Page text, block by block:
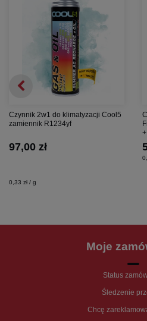
Czynnik 2w1 do klimatyzacji Cool5
zamiennik R1234yf
97,00 zł
0,33 zł / g
Moje
Status
Śledzenie
Chcę